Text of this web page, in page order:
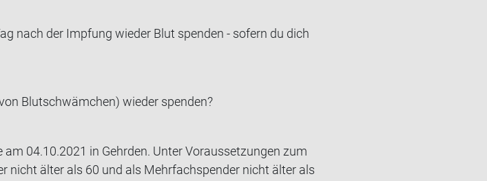
nach der Impfung wieder Blut spenden - sofern du dich
Blut­schwäm­chen) wie­der spen­den?
04.10.2021 in Gehr­den. Unter Vor­aus­set­zun­gen zum
nicht älter als 60 und als Mehr­fach­spen­der nicht älter als